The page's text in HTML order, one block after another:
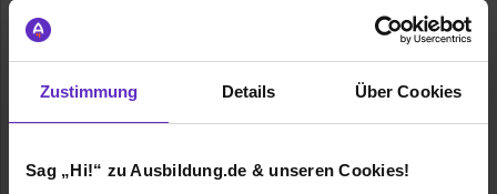
Zustimmung Details Über Cookies
Sag „Hi!“ zu Ausbildung.de & unseren Cookies!
Lehleiter Steuerberatung &
Wirtschaftsprüfung
Weinstraße 35
+49 (7132) 968-0